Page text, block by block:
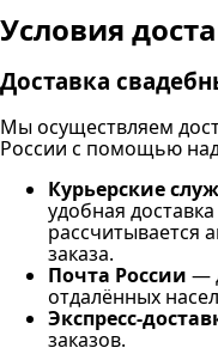
Условия
Доставка
Мы осуществляем
России с помощью
Курьерские
удобная
рассчитывается
заказа.
Почта России —
отдалённых
Экспресс-
заказов.